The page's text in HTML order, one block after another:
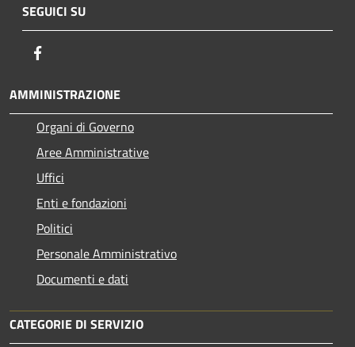
SEGUICI SU
AMMINISTRAZIONE
Organi di Governo
Aree Amministrative
Uffici
Enti e fondazioni
Politici
Personale Amministrativo
Documenti e dati
CATEGORIE DI SERVIZIO